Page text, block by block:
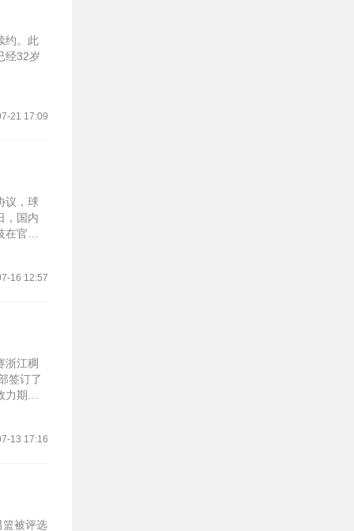
约。此
经32岁
21 17:09
议，球
，国内
官方
16 12:57
浙江稠
签订了
力期
13 17:16
篮被评选